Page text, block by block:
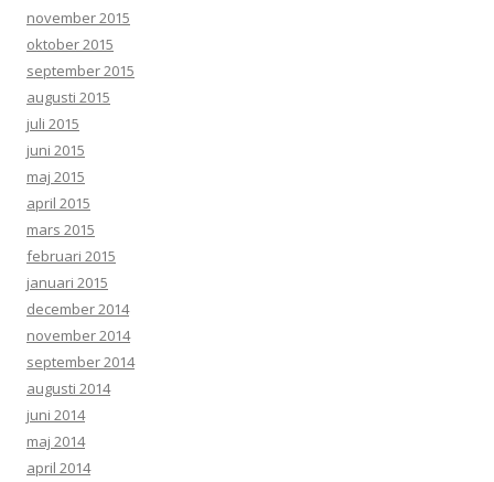
november 2015
oktober 2015
september 2015
augusti 2015
juli 2015
juni 2015
maj 2015
april 2015
mars 2015
februari 2015
januari 2015
december 2014
november 2014
september 2014
augusti 2014
juni 2014
maj 2014
april 2014